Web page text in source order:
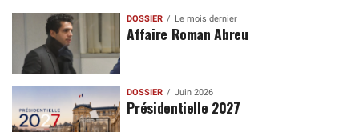
DOSSIER Le mois dernier
Affaire Roman Abreu
DOSSIER Juin 2026
Présidentielle 2027